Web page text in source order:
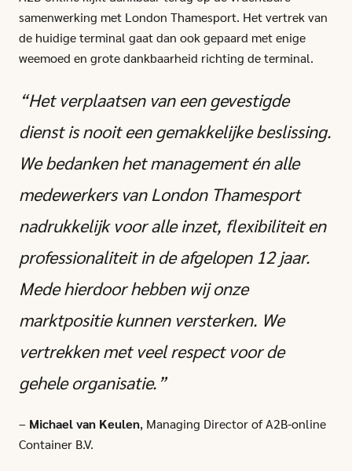
samenwerking met London Thamesport. Het vertrek van
de huidige terminal gaat dan ook gepaard met enige
weemoed en grote dankbaarheid richting de terminal.
“Het verplaatsen van een gevestigde
dienst is nooit een gemakkelijke beslissing.
We bedanken het management én alle
medewerkers van London Thamesport
nadrukkelijk voor alle inzet, flexibiliteit en
professionaliteit in de afgelopen 12 jaar.
Mede hierdoor hebben wij onze
marktpositie kunnen versterken. We
vertrekken met veel respect voor de
gehele organisatie.”
– Michael van Keulen, Managing Director of A2B-online
Container B.V.